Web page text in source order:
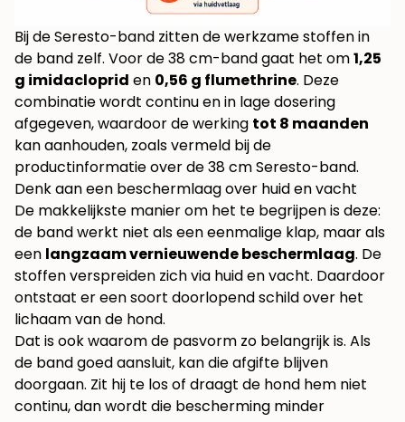
Bij de Seresto-band zitten de werkzame stoffen in
de band zelf. Voor de 38 cm-band gaat het om1,25
g imidacloprid en 0,56 g flumethrine. Deze
combinatie wordt continu en in lage dosering
afgegeven, waardoor de werking tot 8 maanden
kan aanhouden, zoals vermeld bijde
productinformatie over de 38 cm Seresto-band.
Denk aan een beschermlaag over huid en vacht
De makkelijkste manier om het te begrijpen is deze:
de band werkt niet als een eenmalige klap, maar als
een langzaam vernieuwende beschermlaag. De
stoffen verspreiden zich via huid en vacht. Daardoor
ontstaat er een soort doorlopend schild over het
lichaam van de hond.
Dat is ook waarom de pasvorm zo belangrijk is. Als
de band goed aansluit, kan die afgifte blijven
doorgaan. Zit hij te los of draagt de hond hem niet
continu, dan wordt die bescherming minder